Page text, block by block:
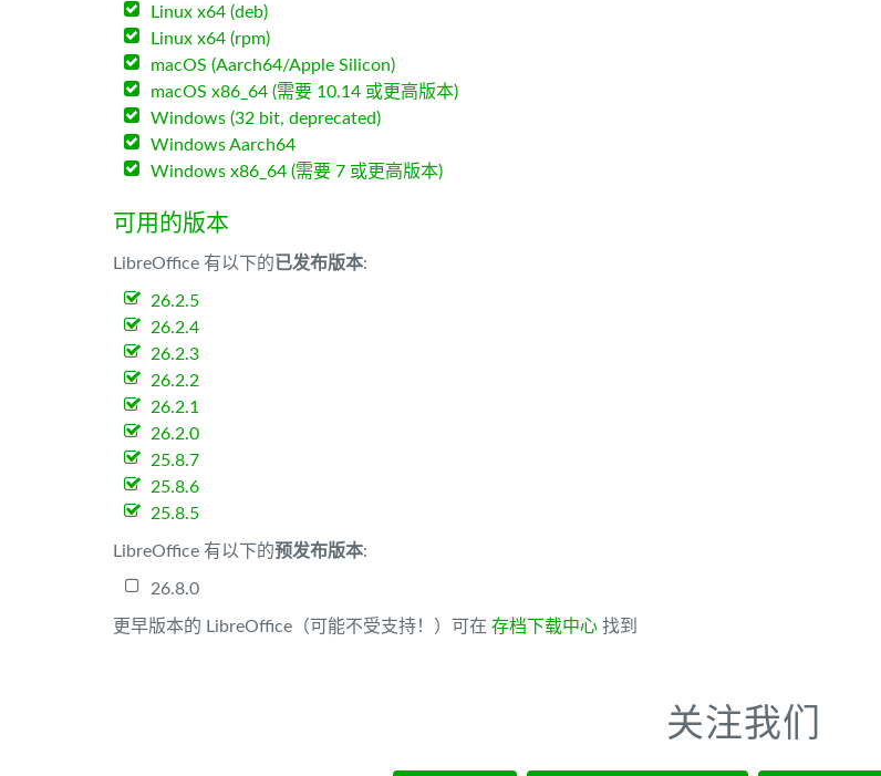
Linux x64 (deb)
Linux x64 (rpm)
macOS (Aarch64/Apple Silicon)
macOS x86_64 (需要 10.14 或更高版本)
Windows (32 bit, deprecated)
Windows Aarch64
Windows x86_64 (需要 7 或更高版本)
可用的版本
LibreOffice 有以下的已发布版本:
26.2.5
26.2.4
26.2.3
26.2.2
26.2.1
26.2.0
25.8.7
25.8.6
25.8.5
LibreOffice 有以下的预发布版本:
26.8.0
更早版本的 LibreOffice（可能不受支持！）可在 存档下载中心 找到
关注我们